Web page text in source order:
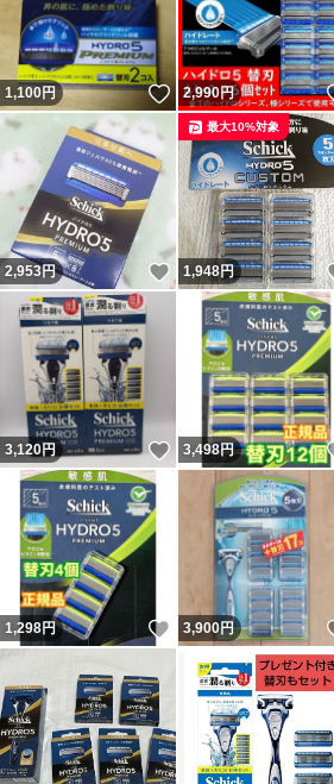
1,100円 いいね！
2,990円
2,953円 いいね！
1,948円
最大10%対象
3,120円 いいね！
3,498円
1,298円 いいね！
3,900円